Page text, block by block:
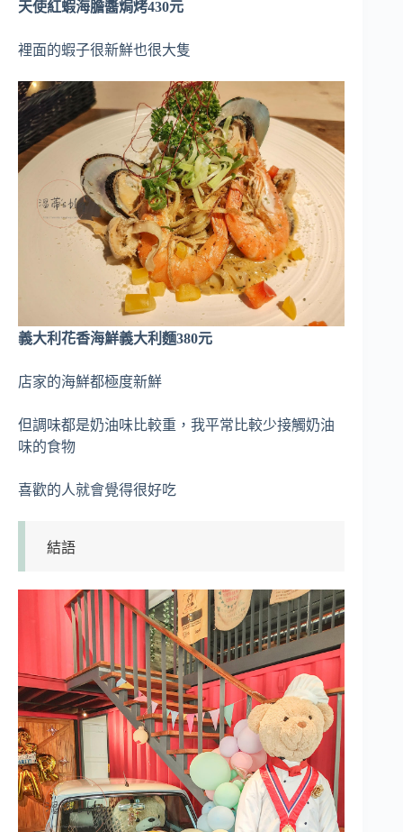
天使紅蝦海膽醬焗烤430元
裡面的蝦子很新鮮也很大隻
義大利花香海鮮義大利麵380元
店家的海鮮都極度新鮮
但調味都是奶油味比較重，我平常比較少接觸奶油
味的食物
喜歡的人就會覺得很好吃
結語